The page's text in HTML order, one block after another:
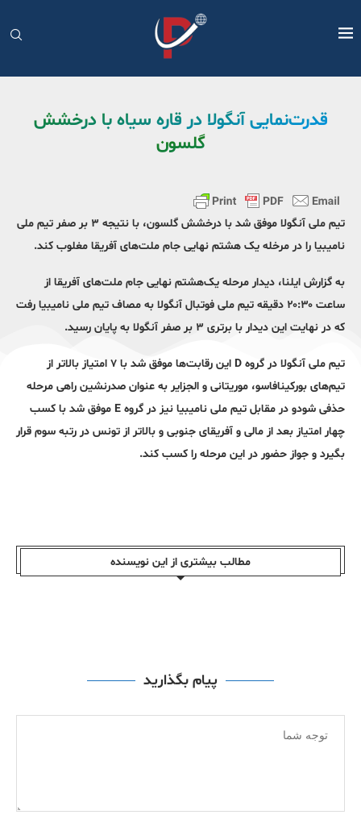
قدرت‌نمایی آنگولا در قاره سیاه با درخشش
گلسون
تیم ملی آنگولا موفق شد با درخشش گلسون، با نتیجه ۳ بر صفر تیم ملی
نامیبیا را در مرخله یک هشتم نهایی جام ملت‌های آفریقا مغلوب کند.
به گزارش ایلنا، دیدار مرحله یک‌هشتم نهایی جام ملت‌های آفریقا از
ساعت ۲۰:۳۰ دقیقه تیم ملی فوتبال آنگولا به مصاف تیم ملی نامیبیا رفت
که در نهایت این دیدار با برتری ۳ بر صفر آنگولا به پایان رسید.
تیم ملی آنگولا در گروه D این رقابت‌ها موفق شد با ۷ امتیاز بالاتر از
تیم‌های بورکینافاسو، موریتانی و الجزایر به عنوان صدرنشین راهی مرحله
حذفی شودو در مقابل تیم ملی نامیبیا نیز در گروه E موفق شد با کسب
چهار امتیاز بعد از مالی و آفریقای جنوبی و بالاتر از تونس در رتبه سوم قرار
بگیرد و جواز حضور در این مرحله را کسب کند.
مطالب بیشتری از این نویسندە
پیام بگذارید